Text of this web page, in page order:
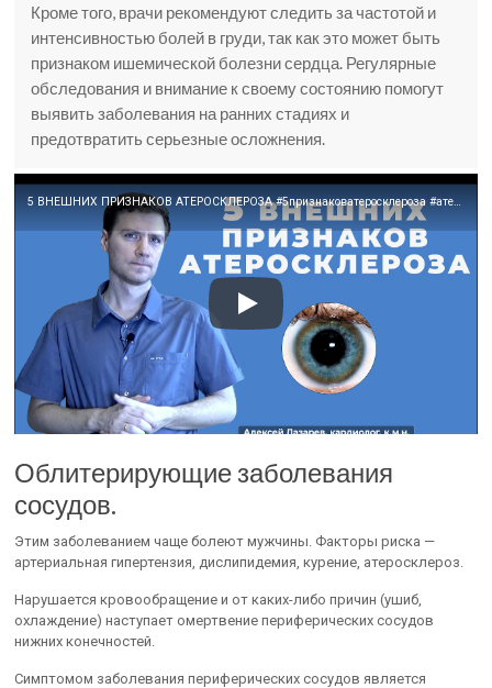
Кроме того, врачи рекомендуют следить за частотой и
интенсивностью болей в груди, так как это может быть
признаком ишемической болезни сердца. Регулярные
обследования и внимание к своему состоянию помогут
выявить заболевания на ранних стадиях и
предотвратить серьезные осложнения.
5 ВНЕШНИХ ПРИЗНАКОВ АТЕРОСКЛЕРОЗА #5признаковатеросклероза #атеросклероз #ДокторАлексейЛазарев
Облитерирующие заболевания
сосудов.
Этим заболеванием чаще болеют мужчины. Факторы риска —
артериальная гипертензия, дислипидемия, курение, атеросклероз.
Нарушается кровообращение и от каких-либо причин (ушиб,
охлаждение) наступает омертвение периферических сосудов
нижних конечностей.
Симптомом заболевания периферических сосудов является